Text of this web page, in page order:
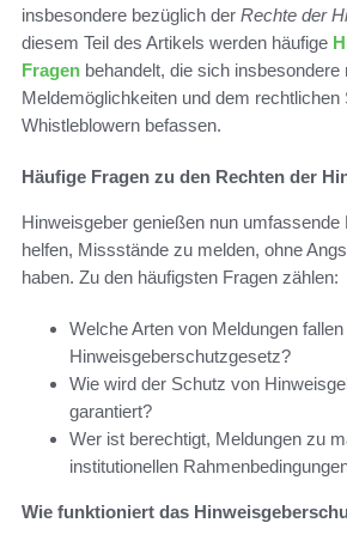
insbesondere bezüglich der Rechte der
diesem Teil des Artikels werden häufige
Fragen behandelt, die sich insbesondere
Meldemöglichkeiten und dem rechtlichen
Whistleblowern befassen.
Häufige Fragen zu den Rechten der
Hinweisgeber genießen nun umfassende
helfen, Missstände zu melden, ohne
haben. Zu den häufigsten Fragen zählen:
Welche Arten von Meldungen
Hinweisgeberschutzgesetz?
Wie wird der Schutz von
garantiert?
Wer ist berechtigt, Meldungen zu
institutionellen
Wie funktioniert das